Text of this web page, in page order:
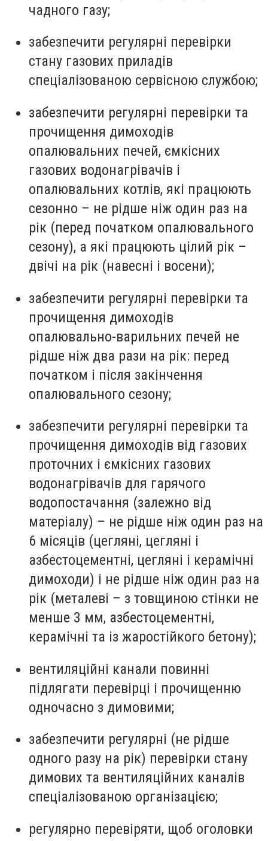
чадного газу;
забезпечити регулярні перевірки
стану газових приладів
спеціалізованою сервісною службою;
забезпечити регулярні перевірки та
прочищення димоходів
опалювальних печей, ємкісних
газових водонагрівачів і
опалювальних котлів, які працюють
сезонно – не рідше ніж один раз на
рік (перед початком опалювального
сезону), а які працюють цілий рік –
двічі на рік (навесні і восени);
забезпечити регулярні перевірки та
прочищення димоходів
опалювально-варильних печей не
рідше ніж два рази на рік: перед
початком і після закінчення
опалювального сезону;
забезпечити регулярні перевірки та
прочищення димоходів від газових
проточних і ємкісних газових
водонагрівачів для гарячого
водопостачання (залежно від
матеріалу) – не рідше ніж один раз на
6 місяців (цегляні, цегляні і
азбестоцементні, цегляні і керамічні
димоходи) і не рідше ніж один раз на
рік (металеві – з товщиною стінки не
менше 3 мм, азбестоцементні,
керамічні та із жаростійкого бетону);
вентиляційні канали повинні
підлягати перевірці і прочищенню
одночасно з димовими;
забезпечити регулярні (не рідше
одного разу на рік) перевірки стану
димових та вентиляційних каналів
спеціалізованою організацією;
регулярно перевіряти, щоб оголовки